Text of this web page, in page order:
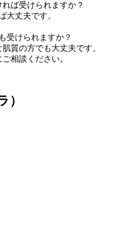
ば受けられますか？
大丈夫です。
受けられますか？
質の方でも大丈夫です。
相談ください。
）